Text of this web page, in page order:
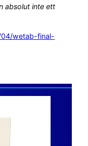
absolut inte ett
04/wetab-final-